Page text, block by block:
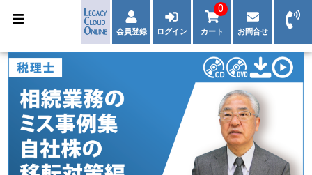
会員登録 ログイン カート
0
お問合せ